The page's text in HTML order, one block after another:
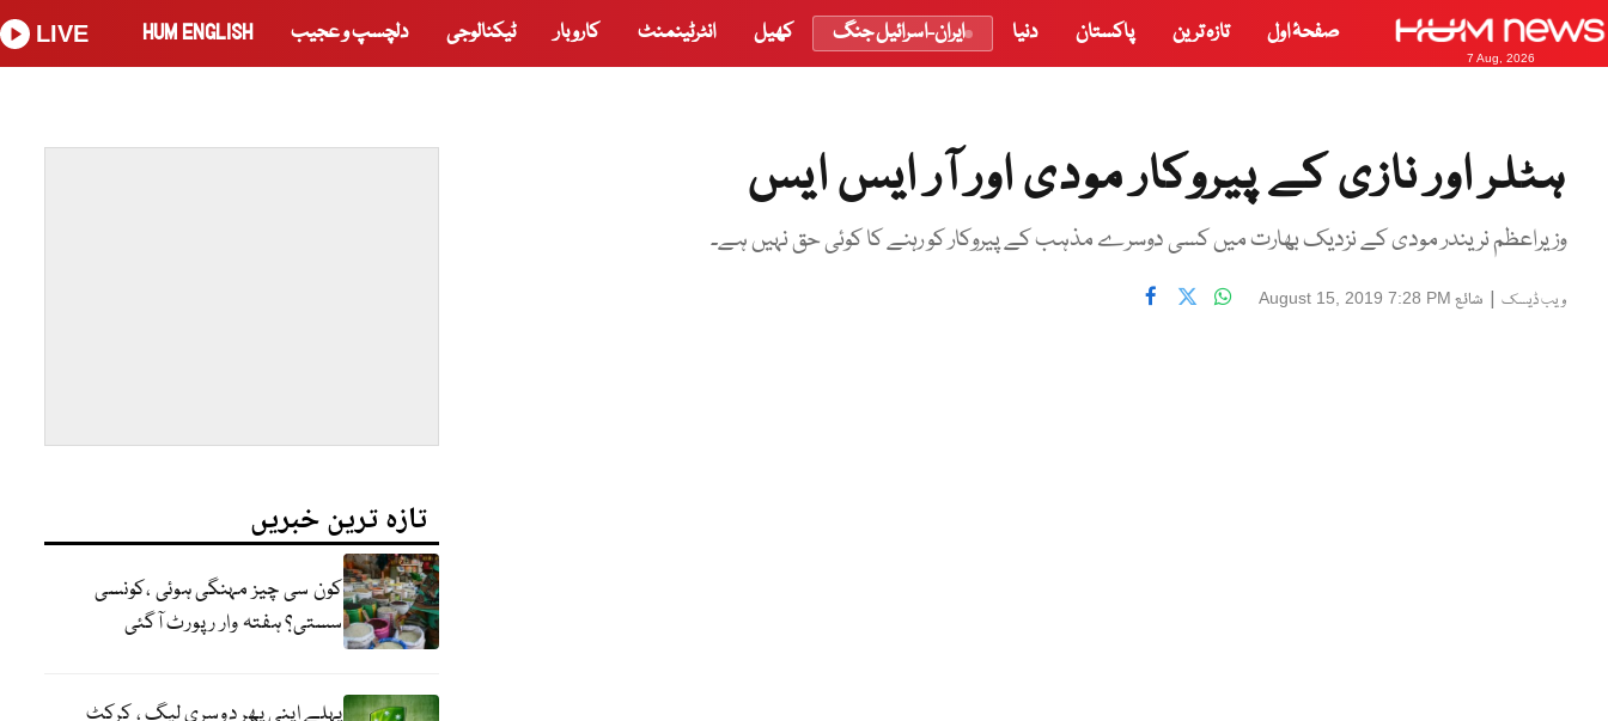
7 Aug, 2026
صفحۂ اول تازہ ترین پاکستان دنیا ایران-اسرائیل جنگ کھیل انٹرٹینمنٹ کاروبار ٹیکنالوجی دلچسپ و عجیب HUM ENGLISH
LIVE
ہٹلر اور نازی کے پیروکار مودی اور آر ایس ایس
وزیراعظم نریندر مودی کے نزدیک بھارت میں کسی دوسرے مذہب کے پیروکار کو رہنے کا کوئی حق نہیں ہے۔
ویب ڈیسک | شائع August 15, 2019 7:28 PM
تازہ ترین خبریں
کون سی چیز مہنگی ہوئی ،کونسی
سستی؟ ہفتہ وار رپورٹ آگئی
پہلے اپنی پھر دوسری لیگ ، کرکٹ